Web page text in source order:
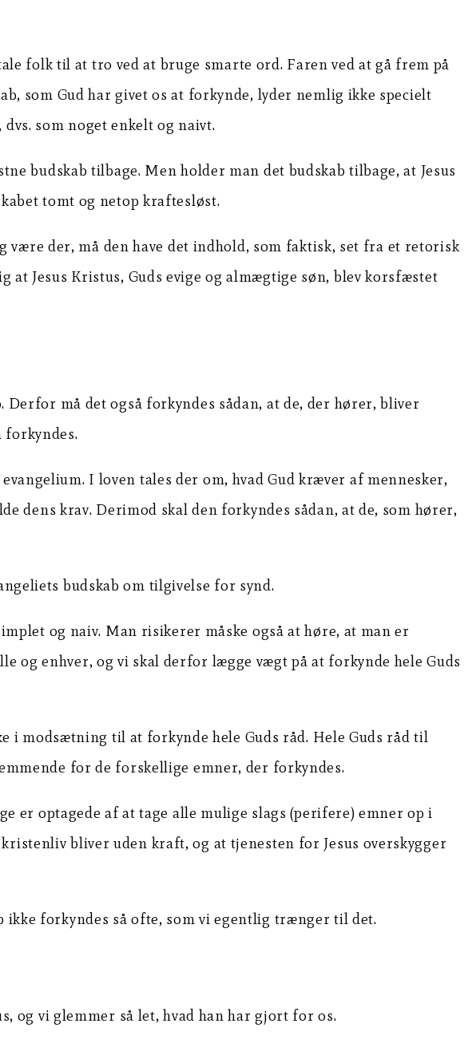
folk til at tro ved at bruge smarte ord. Faren ved at gå frem på
som Gud har givet os at forkynde, lyder nemlig ikke specielt
som noget enkelt og naivt.
budskab tilbage. Men holder man det budskab tilbage, at Jesus
tomt og netop kraftesløst.
der, må den have det indhold, som faktisk, set fra et retorisk
Jesus Kristus, Guds evige og almægtige søn, blev korsfæstet
Derfor må det også forkyndes sådan, at de, der hører, bliver
forkyndes.
I loven tales der om, hvad Gud kræver af mennesker,
dens krav. Derimod skal den forkyndes sådan, at de, som hører,
budskab om tilgivelse for synd.
og naiv. Man risikerer måske også at høre, at man er
og enhver, og vi skal derfor lægge vægt på at forkynde hele Guds
i modsætning til at forkynde hele Guds råd. Hele Guds råd til
for de forskellige emner, der forkyndes.
er optagede af at tage alle mulige slags (perifere) emner op i
bliver uden kraft, og at tjenesten for Jesus overskygger
ikke forkyndes så ofte, som vi egentlig trænger til det.
og vi glemmer så let, hvad han har gjort for os.